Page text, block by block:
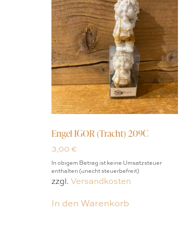
Engel IGOR (Tracht) 209C
3,00 €
In obigem Betrag ist keine Umsatzsteuer
enthalten (unecht steuerbefreit)
zzgl. Versandkosten
In den Warenkorb